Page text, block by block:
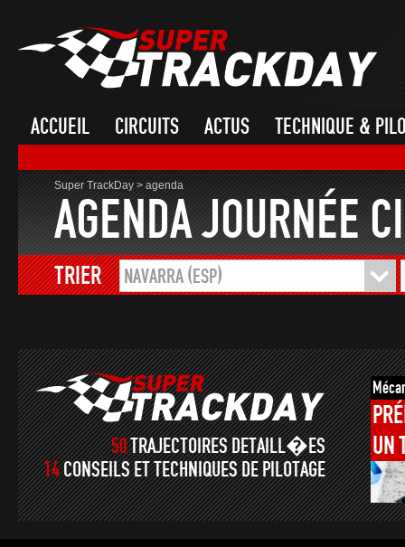
ACCUEIL CIRCUITS ACTUS TECHNIQUE &
Super TrackDay>agenda
AGENDA JOURNÉE
TRIER NAVARRA (ESP)
50TRAJECTOIRES DETAILL�ES
14CONSEILS ET TECHNIQUES DE PILOTAGE
UN